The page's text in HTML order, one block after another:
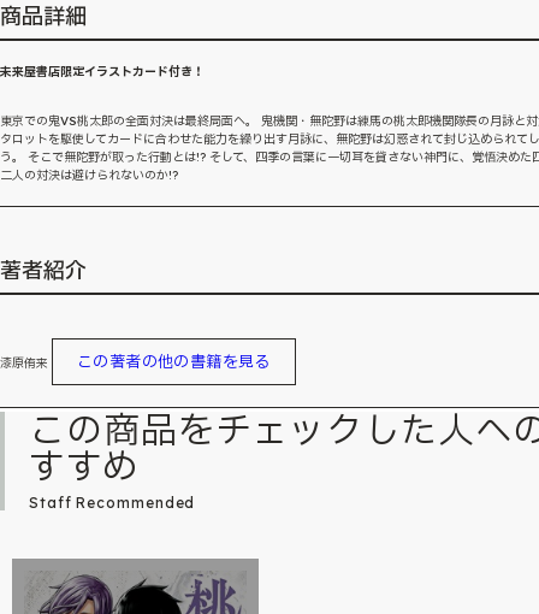
商品詳細
未来屋書店限定イラストカード付き！
東京での鬼VS桃太郎の全面対決は最終局面へ。 鬼機関・無陀野は練馬の桃太郎機関隊長の月詠と
タロットを駆使してカードに合わせた能力を繰り出す月詠に、無陀野は幻惑されて封じ込められて
う。 そこで無陀野が取った行動とは!? そして、四季の言葉に一切耳を貸さない神門に、覚悟決めた
二人の対決は避けられないのか!?
著者紹介
漆原侑来 この著者の他の書籍を見る
この商品をチェックした人へ
すすめ
Staff Recommended